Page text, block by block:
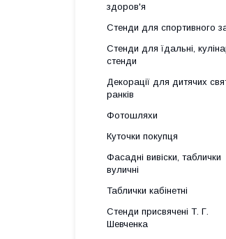
здоров'я
Стенди для спортивного
Стенди для їдальні,
стенди
Декорації для дитячих
ранків
Фотошляхи
Куточки покупця
Фасадні вивіски, таблички
вуличні
Таблички кабінетні
Стенди присвячені Т. Г.
Шевченка